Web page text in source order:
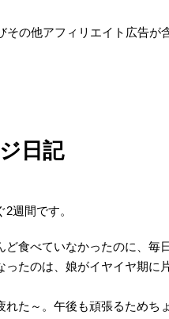
の他アフィリエイト広告が
日記
週間です。
食べていなかったのに、毎
たのは、娘がイヤイヤ期に
れた～。午後も頑張るためち